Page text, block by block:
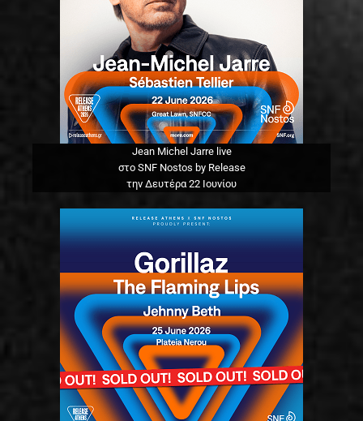
Jean Michel Jarre live
στο SNF Nostos by Release
την Δευτέρα 22 Ιουνίου